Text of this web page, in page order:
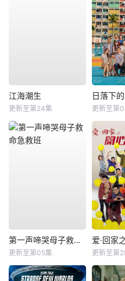
江海潮生
更新至第24集
日落下
更新至第
第一声啼哭母子救命急救班
更新至第05集
爱·回家
更新至第